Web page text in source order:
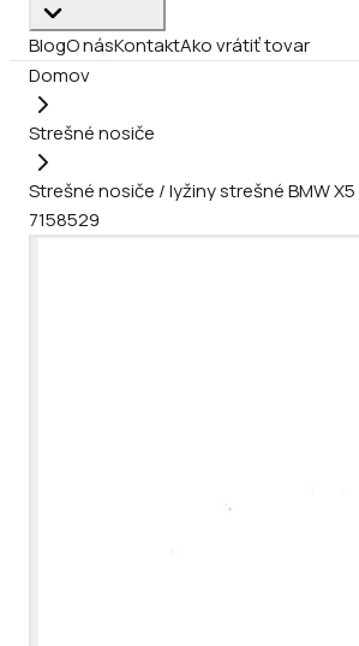
BlogO násKontaktAko vrátiť tovar
Domov
Strešné nosiče
Strešné nosiče / lyžiny strešné BMW X5
7158529